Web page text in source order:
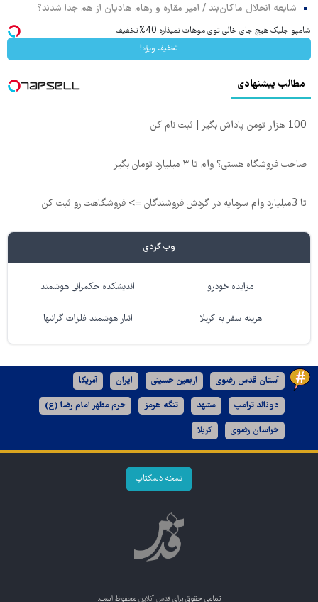
شایعه انحلال ماکان‌بند / امیر مقاره و رهام هادیان از هم جدا شدند؟
شامپو جلبک هیچ جای خالی توی موهات نمیذاره 40%تخفیف
تخفیف ویژه!
مطالب پیشنهادی
100 هزار تومن پاداش بگیر | ثبت نام کن
صاحب فروشگاه هستی؟ وام تا ۳ میلیارد تومان بگیر
تا 3میلیارد وام سرمایه در گردش فروشندگان => فروشگاهت رو ثبت کن
وب گردی
مزایده خودرو اندیشکده حکمرانی هوشمند
هزینه سفر به کربلا انبار هوشمند فلزات گرانبها
آستان قدس رضوی اربعین حسینی ایران آمریکا
دونالد ترامپ مشهد تنگه هرمز حرم مطهر امام رضا (ع)
خراسان رضوی کربلا
نسخه دسکتاپ
تمامی حقوق برای قدس آنلاین محفوظ است.